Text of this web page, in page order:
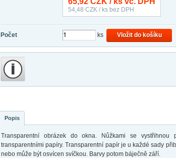
54,48 CZK / ks bez DPH
Počet ks Vložit do košíku
Popis
Transparentní obrázek do okna. Nůžkami se
transparentními papíry. Transparentní papír je u každé sady
nebo může být osvícen svíčkou. Barvy potom báječně září.